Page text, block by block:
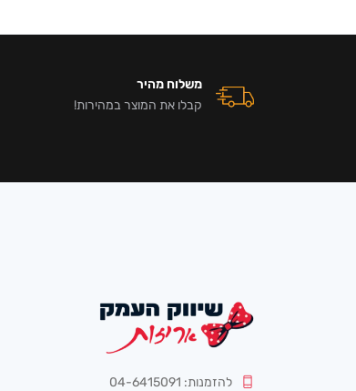
משלוח מהיר
קבלו את המוצר במהירות!
להזמנות: 04-6415091